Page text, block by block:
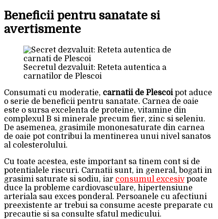
Beneficii pentru sanatate si
avertismente
Secretul dezvaluit: Reteta autentica a
carnatilor de Plescoi
Consumati cu moderatie, carnatii de Plescoipot aduce
o serie de beneficii pentru sanatate. Carnea de oaie
este o sursa excelenta de proteine, vitamine din
complexul B si minerale precum fier, zinc si seleniu.
De asemenea, grasimile mononesaturate din carnea
de oaie pot contribui la mentinerea unui nivel sanatos
al colesterolului.
Cu toate acestea, este important sa tinem cont si de
potentialele riscuri. Carnatii sunt, in general, bogati in
grasimi saturate si sodiu, iar consumul excesivpoate
duce la probleme cardiovasculare, hipertensiune
arteriala sau exces ponderal. Persoanele cu afectiuni
preexistente ar trebui sa consume aceste preparate cu
precautie si sa consulte sfatul medicului.